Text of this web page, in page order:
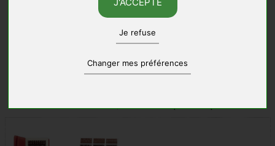
Je refuse
Changer mes préférences